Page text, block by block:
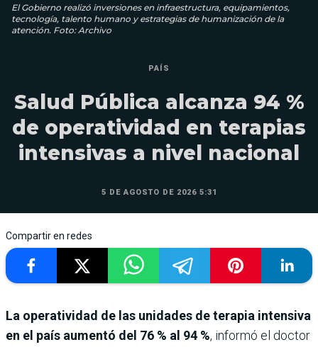
El Gobierno realizó inversiones en infraestructura, equipamientos,
tecnología, talento humano y estrategias de humanización de la
atención. Foto: Archivo
PAÍS
Salud Pública alcanza 94 %
de operatividad en terapias
intensivas a nivel nacional
5 DE AGOSTO DE 2026 5:31
Compartir en redes
La operatividad de las unidades de terapia intensiva
en el país aumentó del 76 % al 94 %, informó el doctor